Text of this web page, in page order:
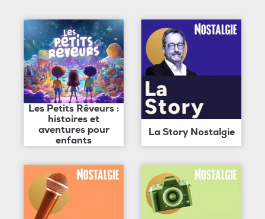
Les Petits Rêveurs :
histoires et
aventures pour
enfants
La Story Nostalgie